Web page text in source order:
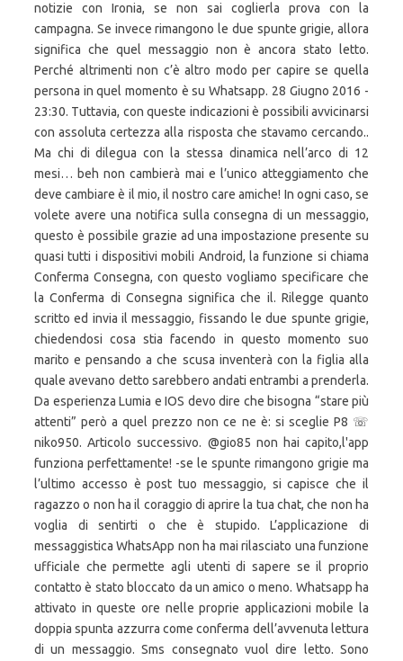
notizie con Ironia, se non sai coglierla prova con la
campagna. Se invece rimangono le due spunte grigie, allora
significa che quel messaggio non è ancora stato letto.
Perché altrimenti non c’è altro modo per capire se quella
persona in quel momento è su Whatsapp. 28 Giugno 2016 -
23:30. Tuttavia, con queste indicazioni è possibili avvicinarsi
con assoluta certezza alla risposta che stavamo cercando..
Ma chi di dilegua con la stessa dinamica nell’arco di 12
mesi… beh non cambierà mai e l’unico atteggiamento che
deve cambiare è il mio, il nostro care amiche! In ogni caso, se
volete avere una notifica sulla consegna di un messaggio,
questo è possibile grazie ad una impostazione presente su
quasi tutti i dispositivi mobili Android, la funzione si chiama
Conferma Consegna, con questo vogliamo specificare che
la Conferma di Consegna significa che il. Rilegge quanto
scritto ed invia il messaggio, fissando le due spunte grigie,
chiedendosi cosa stia facendo in questo momento suo
marito e pensando a che scusa inventerà con la figlia alla
quale avevano detto sarebbero andati entrambi a prenderla.
Da esperienza Lumia e IOS devo dire che bisogna “stare più
attenti” però a quel prezzo non ce ne è: si sceglie P8 ☏
niko950. Articolo successivo. @gio85 non hai capito,l'app
funziona perfettamente! -se le spunte rimangono grigie ma
l’ultimo accesso è post tuo messaggio, si capisce che il
ragazzo o non ha il coraggio di aprire la tua chat, che non ha
voglia di sentirti o che è stupido. L’applicazione di
messaggistica WhatsApp non ha mai rilasciato una funzione
ufficiale che permette agli utenti di sapere se il proprio
contatto è stato bloccato da un amico o meno. Whatsapp ha
attivato in queste ore nelle proprie applicazioni mobile la
doppia spunta azzurra come conferma dell’avvenuta lettura
di un messaggio. Sms consegnato vuol dire letto. Sono